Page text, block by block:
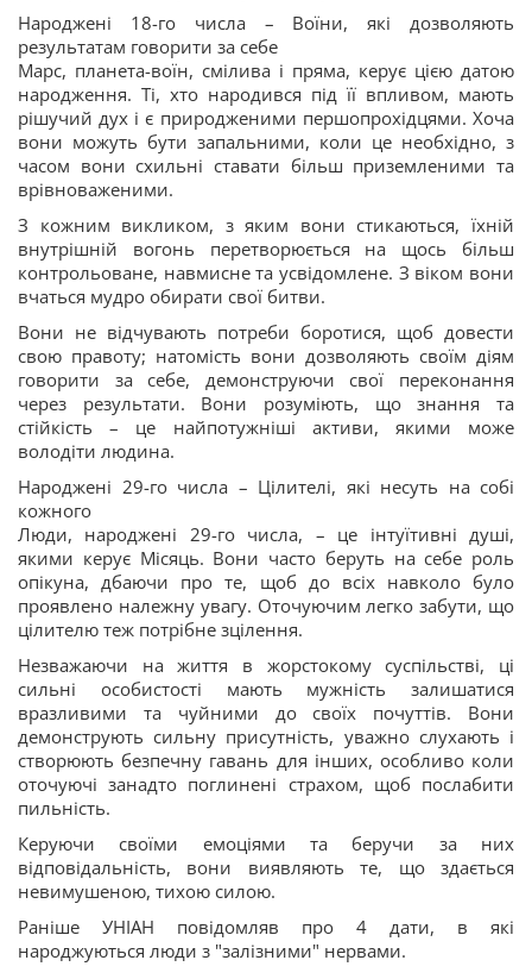
Народжені 18-го числа – Воїни, які дозволяють
результатам говорити за себе
Марс, планета-воїн, смілива і пряма, керує цією датою
народження. Ті, хто народився під її впливом, мають
рішучий дух і є природженими першопрохідцями. Хоча
вони можуть бути запальними, коли це необхідно, з
часом вони схильні ставати більш приземленими та
врівноваженими.
З кожним викликом, з яким вони стикаються, їхній
внутрішній вогонь перетворюється на щось більш
контрольоване, навмисне та усвідомлене. З віком вони
вчаться мудро обирати свої битви.
Вони не відчувають потреби боротися, щоб довести
свою правоту; натомість вони дозволяють своїм діям
говорити за себе, демонструючи свої переконання
через результати. Вони розуміють, що знання та
стійкість – це найпотужніші активи, якими може
володіти людина.
Народжені 29-го числа – Цілителі, які несуть на собі
кожного
Люди, народжені 29-го числа, – це інтуїтивні душі,
якими керує Місяць. Вони часто беруть на себе роль
опікуна, дбаючи про те, щоб до всіх навколо було
проявлено належну увагу. Оточуючим легко забути, що
цілителю теж потрібне зцілення.
Незважаючи на життя в жорстокому суспільстві, ці
сильні особистості мають мужність залишатися
вразливими та чуйними до своїх почуттів. Вони
демонструють сильну присутність, уважно слухають і
створюють безпечну гавань для інших, особливо коли
оточуючі занадто поглинені страхом, щоб послабити
пильність.
Керуючи своїми емоціями та беручи за них
відповідальність, вони виявляють те, що здається
невимушеною, тихою силою.
Раніше УНІАН повідомляв про 4 дати, в які
народжуються люди з "залізними" нервами.